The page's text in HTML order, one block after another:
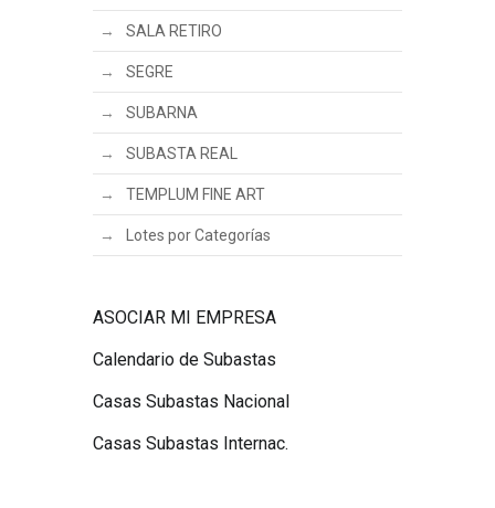
SALA RETIRO
SEGRE
SUBARNA
SUBASTA REAL
TEMPLUM FINE ART
Lotes por Categorías
ASOCIAR MI EMPRESA
Calendario de Subastas
Casas Subastas Nacional
Casas Subastas Internac.